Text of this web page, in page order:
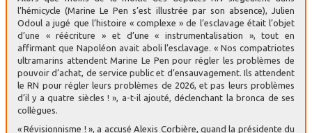
l’hémicycle (Marine Le Pen s’est illustrée par son absence), Julien
Odoul a jugé que l’histoire « complexe » de l’esclavage était l’objet
d’une « réécriture » et d’une « instrumentalisation », tout en
affirmant que Napoléon avait aboli l’esclavage. « Nos compatriotes
ultramarins attendent Marine Le Pen pour régler les problèmes de
pouvoir d’achat, de service public et d’ensauvagement. Ils attendent
le RN pour régler leurs problèmes de 2026, et pas leurs problèmes
d’il y a quatre siècles ! », a-t-il ajouté, déclenchant la bronca de ses
collègues.
« Révisionnisme ! », a accusé Alexis Corbière, quand la présidente du